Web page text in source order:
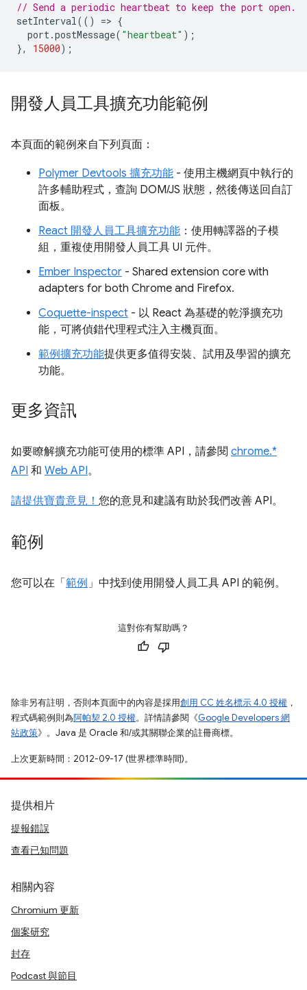
// Send a periodic heartbeat to keep the port open.
setInterval(() => {
port.postMessage( "heartbeat" );
},
15000);
開發人員工具擴充功能範例
本頁面的範例來自下列頁面：
Polymer Devtools 擴充功能 - 使用主機網頁中執行的
許多輔助程式，查詢 DOM/JS 狀態，然後傳送回自訂
面板。
React 開發人員工具擴充功能 ：使用轉譯器的子模
組，重複使用開發人員工具 UI 元件。
Ember Inspector - Shared extension core with
adapters for both Chrome and Firefox.
Coquette-inspect - 以 React 為基礎的乾淨擴充功
能，可將偵錯代理程式注入主機頁面。
範例擴充功能提供更多值得安裝、試用及學習的擴充
功能。
更多資訊
如要瞭解擴充功能可使用的標準 API，請參閱 chrome.*
API 和 Web API。
請提供寶貴意見！ 您的意見和建議有助於我們改善 API。
範例
您可以在「 範例 」中找到使用開發人員工具 API 的範例。
這對你有幫助嗎？
除非另有註明，否則本頁面中的內容是採用創用 CC 姓名標示 4.0 授權 ，
程式碼範例則為阿帕契 2.0 授權。詳情請參閱《Google Developers 網
站政策》。Java 是 Oracle 和/或其關聯企業的註冊商標。
上次更新時間：2012-09-17 (世界標準時間)。
提供相片
提報錯誤
查看已知問題
相關內容
Chromium 更新
個案研究
封存
Podcast 與節目